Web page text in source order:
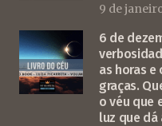
9 de
6 de
as horas
graças.
o véu que
luz que dá